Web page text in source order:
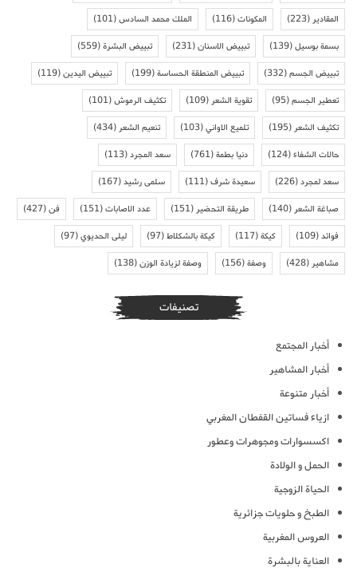
المقادير(223) المكونات(116) الملك محمد السادس(101)
بسمة بوسيل(139) تبييض الاسنان(231) تبييض البشرة(559)
تبييض الجسم(332) تبييض المنطقة الحساسة(199) تبييض اليدين(119)
تعطير الجسم(95) تقوية الشعر(109) تكثيف الرموش(101)
تكثيف الشعر(195) تلميع الاواني(103) تنعيم الشعر(434)
حالات الشفاء(124) دنيا بطمة(761) سعد المجرد(113)
سعد لمجرد(226) سعيدة شرف(111) سلمى رشيد(167)
صباغة الشعر(140) طريقة التحضير(151) عدد الاصابات(151) فن(427)
فوائد(109) كيكة(117) كيكة بالشكلاط(97) ليلى الحديوي(97)
مشاهير(428) وصفة(156) وصفة لزيادة الوزن(138)
تصنيفات
أخبار المجتمع
أخبار المشاهير
أخبار متنوعة
ازياء فساتين القفطان المغربي
اكسسوارات ومجوهرات وعطور
الحمل و الولادة
الحياة الزوجية
الطبخ و حلويات جزائرية
العروس المغربية
العناية بالبشرة